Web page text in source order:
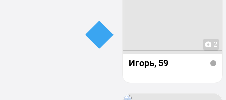
2
Игорь, 59